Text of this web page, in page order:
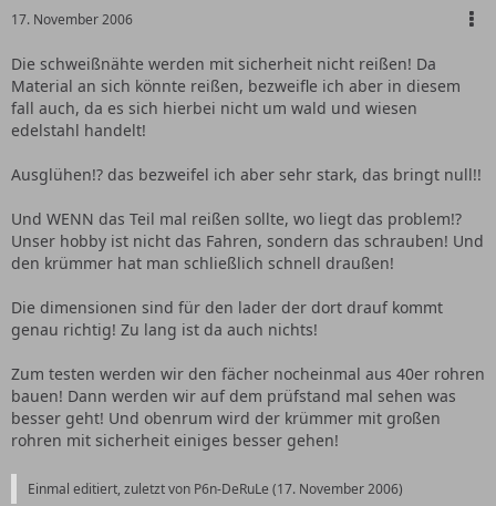
17. November 2006
Die schweißnähte werden mit sicherheit nicht reißen! Da
Material an sich könnte reißen, bezweifle ich aber in diesem
fall auch, da es sich hierbei nicht um wald und wiesen
edelstahl handelt!
Ausglühen!? das bezweifel ich aber sehr stark, das bringt null!!
Und WENN das Teil mal reißen sollte, wo liegt das problem!?
Unser hobby ist nicht das Fahren, sondern das schrauben! Und
den krümmer hat man schließlich schnell draußen!
Die dimensionen sind für den lader der dort drauf kommt
genau richtig! Zu lang ist da auch nichts!
Zum testen werden wir den fächer nocheinmal aus 40er rohren
bauen! Dann werden wir auf dem prüfstand mal sehen was
besser geht! Und obenrum wird der krümmer mit großen
rohren mit sicherheit einiges besser gehen!
Einmal editiert, zuletzt von P6n-DeRuLe (17. November 2006)